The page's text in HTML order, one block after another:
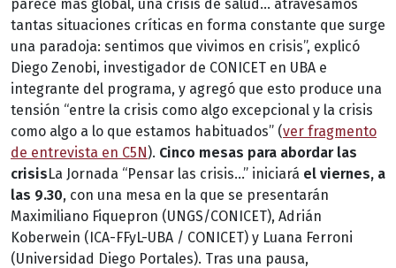
parece más global, una crisis de salud… atravesamos
tantas situaciones críticas en forma constante que surge
una paradoja: sentimos que vivimos en crisis”, explicó
Diego Zenobi, investigador de CONICET en UBA e
integrante del programa, y agregó que esto produce una
tensión “entre la crisis como algo excepcional y la crisis
como algo a lo que estamos habituados” (ver fragmento
de entrevista en C5N). Cinco mesas para abordar las
crisisLa Jornada “Pensar las crisis…” iniciará el viernes, a
las 9.30, con una mesa en la que se presentarán
Maximiliano Fiquepron (UNGS/CONICET), Adrián
Koberwein (ICA-FFyL-UBA / CONICET) y Luana Ferroni
(Universidad Diego Portales). Tras una pausa,